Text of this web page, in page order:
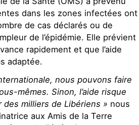
dans les zones infectées ont
de cas déclarés ou de
de l’épidémie. Elle prévient
rapidement et que l’aide
adaptée.
nous pouvons faire
mêmes. Sinon, l’aide risque
des milliers de Libériens » nous
aux Amis de la Terre